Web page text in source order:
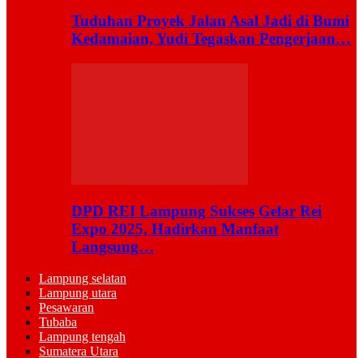
Tuduhan Proyek Jalan Asal Jadi di Bumi
Kedamaian, Yudi Tegaskan Pengerjaan…
DPD REI Lampung Sukses Gelar Rei
Expo 2025, Hadirkan Manfaat
Langsung…
Lampung selatan
Lampung utara
Pesawaran
Tubaba
Lampung tengah
Sumatera Utara